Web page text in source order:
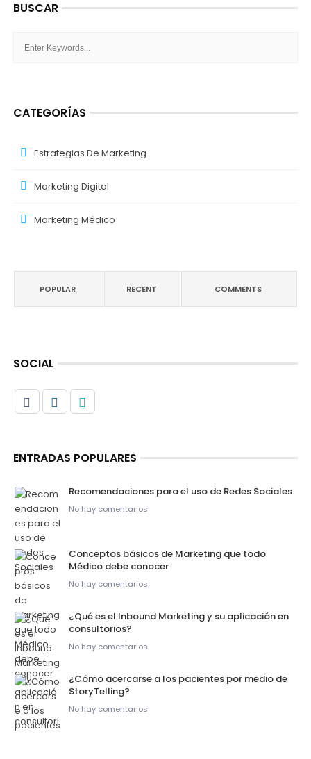
BUSCAR
CATEGORÍAS
Estrategias De Marketing
Marketing Digital
Marketing Médico
POPULAR RECENT COMMENTS
SOCIAL
ENTRADAS POPULARES
Recomendaciones para el uso de Redes Sociales
No hay comentarios
Conceptos básicos de Marketing que todo
Médico debe conocer
No hay comentarios
¿Qué es el Inbound Marketing y su aplicación en
consultorios?
No hay comentarios
¿Cómo acercarse a los pacientes por medio de
StoryTelling?
No hay comentarios